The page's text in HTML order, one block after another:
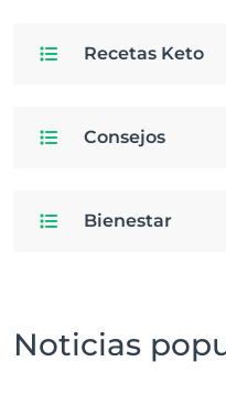
Recetas Keto
Consejos
Bienestar
Noticias